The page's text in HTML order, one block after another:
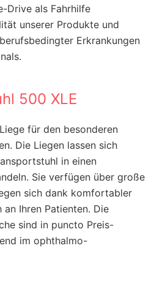
Drive als Fahrhilfe
unserer Produkte und
Erkrankungen
500 XLE
für den besonderen
Die Liegen lassen sich
in einen
Sie verfügen über große
sich dank komfortabler
Ihren Patienten. Die
sind in puncto Preis-
im ophthalmo-